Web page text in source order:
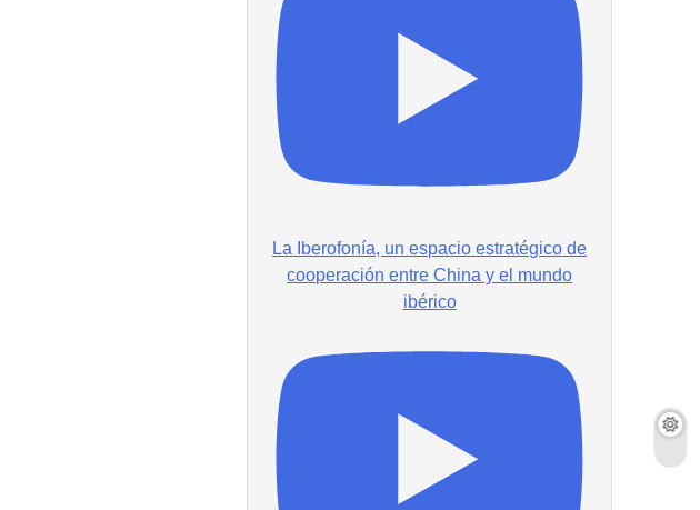
La Iberofonía, un espacio estratégico de
cooperación entre China y el mundo
ibérico